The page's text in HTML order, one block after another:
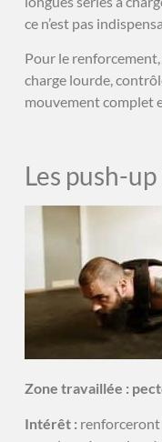
ce n’est pas
Pour le
charge lourde,
mouvement complet
Les push-
Zone travaillée :
Intérêt : renforceront